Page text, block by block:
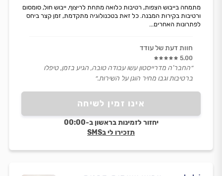
אינו זמין לשיחה
יחזור לזמינות בראשון ב-00:00
תזכירו לי בSMS
מתמחה בייבוש הצפות, רטיבות כלואה מתחת לריצוף, ייבוש חול, סומסום
ורטיבות בקירות המבנה. כל זאת בטכנולוגיה מתקדמת, זמן קצר ביחס
לפתרונות האחרים...
חוות דעת של עודד
5.00
״החבר'ה מדרייסטון עשו עבודה טובה, הגיע בזמן, טיפלו
ברטיבות וגבו מחיר הוגן על השירות.״